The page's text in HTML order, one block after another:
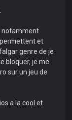
notamment
permettent et
genre de je
bloquer, je me
sur un jeu de
a la cool et